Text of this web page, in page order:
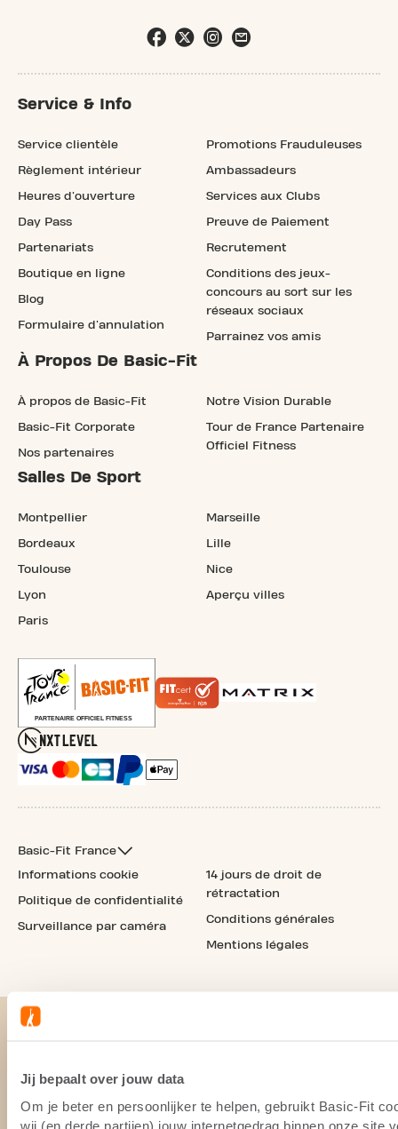
Jij bepaalt over jouw data
Om je beter en persoonlijker te helpen, gebruikt Basic-Fit
wij (en derde partijen) jouw internetgedrag binnen onze site
Service & Info
Service clientèle
Règlement intérieur
Heures d'ouverture
Day Pass
Partenariats
Boutique en ligne
Blog
Formulaire d'annulation
Promotions Frauduleuses
Ambassadeurs
Services aux Clubs
Preuve de Paiement
Recrutement
Conditions des jeux-
concours au sort sur les
réseaux sociaux
Parrainez vos amis
À Propos De Basic-Fit
À propos de Basic-Fit
Basic-Fit Corporate
Nos partenaires
Notre Vision Durable
Tour de France Partenaire
Officiel Fitness
Salles De Sport
Montpellier
Bordeaux
Toulouse
Lyon
Paris
Marseille
Lille
Nice
Aperçu villes
Basic-Fit France
Informations cookie
Politique de confidentialité
Surveillance par caméra
14 jours de droit de
rétractation
Conditions générales
Mentions légales